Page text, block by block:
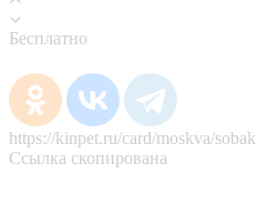
Бесплатно
https://kinpet.ru/card/moskva/
Ссылка скопирована